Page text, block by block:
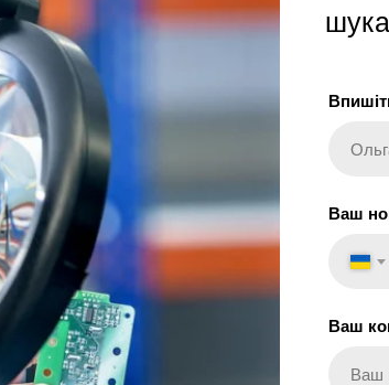
Ваш
Ваш
Ваш